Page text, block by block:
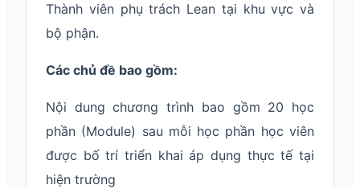
Thành viên phụ trách Lean tại khu vực và
bộ phận.
Các chủ đề bao gồm:
Nội dung chương trình bao gồm 20 học
phần (Module) sau mỗi học phần học viên
được bố trí triển khai áp dụng thực tế tại
hiện trường